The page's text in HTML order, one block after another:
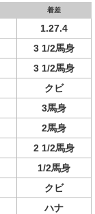
着差
1.27.4
3 1/2馬身
3 1/2馬身
クビ
3馬身
2馬身
2 1/2馬身
1/2馬身
クビ
ハナ